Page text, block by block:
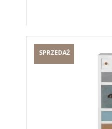
SPRZEDAŻ